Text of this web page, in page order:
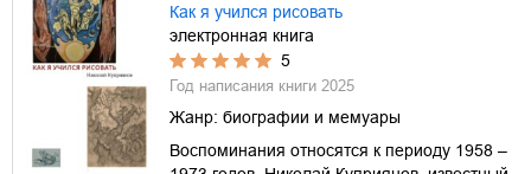
Как я учился рисовать
электронная книга
5
Год написания книги 2025
Жанр: биографии и мемуары
Воспоминания относятся к периоду 1958 –